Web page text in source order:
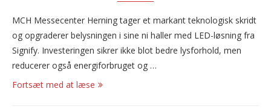
MCH Messecenter Herning tager et markant teknologisk skridt
og opgraderer belysningen i sine ni haller med LED-løsning fra
Signify. Investeringen sikrer ikke blot bedre lysforhold, men
reducerer også energiforbruget og …
Fortsæt med at læse